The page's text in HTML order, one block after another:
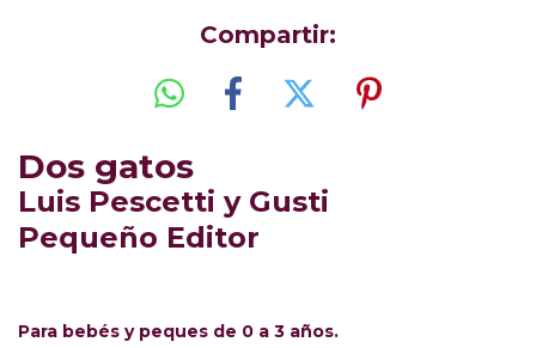
Compartir:
Dos gatos
Luis Pescetti y Gusti
Pequeño Editor
Para bebés y peques de 0 a 3 años.